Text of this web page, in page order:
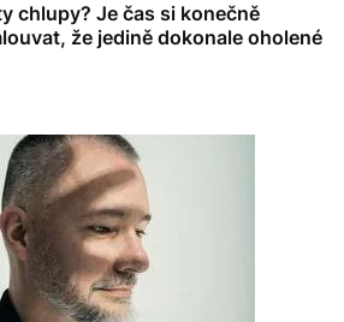
chlupy? Je čas si konečně
že jedině dokonale oholené